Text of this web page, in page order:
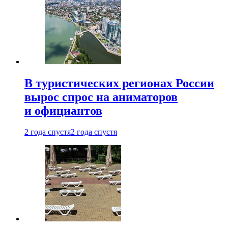
В туристических регионах России
вырос спрос на аниматоров
и официантов
2 года спустя2 года спустя